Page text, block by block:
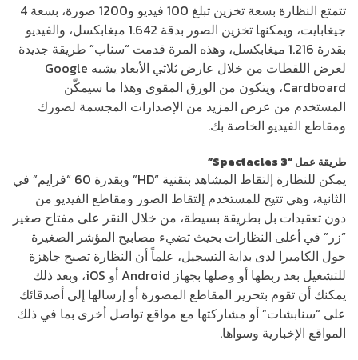
تتمتع النظارة بسعة تخزين تبلغ 100 فيديو و1200 صورة، بسعة 4
جيغابايت، ويمكنها تخزين الصور بدقة 1.642 ميغابكسل، والفيديو
بقدرة 1.216 ميغابكسل، وهذه المرة قدمت “سناب” طريقة جديدة
لعرض اللقطات من خلال عارض ثلاثي الأبعاد يشبه Google
Cardboard، ويتكون من الورق المقوى وهذا ما سيمكّن
المستخدم من عرض المزيد من الإصدارات المجسمة لصورك
ومقاطع الفيديو الخاصة بك.
طريقة عمل “Spectacles 3”
يمكن للنظارة إلتقاط المشاهد بتقنية “HD” وبقدرة 60 “فرايم” في
الثانية، وهي تتيح للمستخدم إلتقاط الصور ومقاطع الفيديو من
دون تعقيدات بل بطريقة بسيطة، من خلال النقر على مفتاح صغير
“زر” في أعلى النظارات بحيث تضيء مصابيح المؤشر الصغيرة
حول الكاميرا لدى بداية التسجيل، علماً أن النظارة تصبح جاهزة
للتشغيل بعد ربطها أو وصلها بجهاز Android أو iOS، وبعد ذلك
يمكنك أن تقوم بتحرير المقاطع المصورة أو إرسالها إلى أصدقائك
على “سنابشات” أو مشاركتها مع مواقع تواصل أخرى بما في ذلك
المواقع الإخبارية وسواها.